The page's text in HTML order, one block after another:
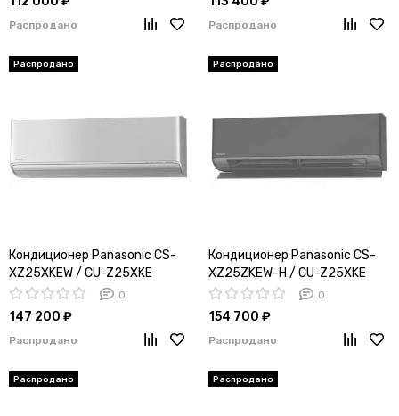
Распродано Распродано
Кондиционер Panasonic CS-
XZ25XKEW / CU-Z25XKE
0
147 200 ₽
Распродано
Кондиционер Panasonic CS-
XZ25ZKEW-H / CU-Z25XKE
0
154 700 ₽
Распродано